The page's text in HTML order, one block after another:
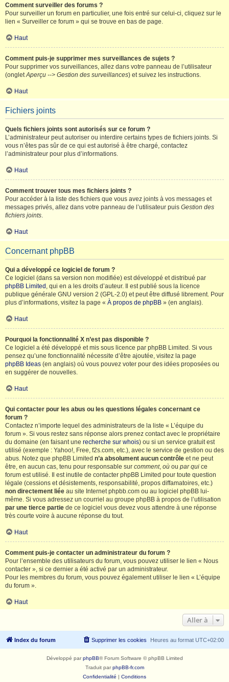
Comment surveiller des forums ?
Pour surveiller un forum en particulier, une fois entré sur celui-ci, cliquez sur le
lien « Surveiller ce forum » qui se trouve en bas de page.
Haut
Comment puis-je supprimer mes surveillances de sujets ?
Pour supprimer vos surveillances, allez dans votre panneau de l’utilisateur
(ongletAperçu --> Gestion des surveillances) et suivez les instructions.
Haut
Fichiers joints
Quels fichiers joints sont autorisés sur ce forum ?
L’administrateur peut autoriser ou interdire certains types de fichiers joints. Si
vous n’êtes pas sûr de ce qui est autorisé à être chargé, contactez
l’administrateur pour plus d’informations.
Haut
Comment trouver tous mes fichiers joints ?
Pour accéder à la liste des fichiers que vous avez joints à vos messages et
messages privés, allez dans votre panneau de l’utilisateur puis Gestion des
fichiers joints.
Haut
Concernant phpBB
Qui a développé ce logiciel de forum ?
Ce logiciel (dans sa version non modifiée) est développé et distribué par
phpBB Limited , qui en a les droits d’auteur. Il est publié sous la licence
publique générale GNU version 2 (GPL-2.0) et peut être diffusé librement. Pour
plus d’informations, visitez la page « À propos de phpBB » (en anglais).
Haut
Pourquoi la fonctionnalité X n’est pas disponible ?
Ce logiciel a été développé et mis sous licence par phpBB Limited. Si vous
pensez qu’une fonctionnalité nécessite d’être ajoutée, visitez la page
phpBB Ideas (en anglais) où vous pouvez voter pour des idées proposées ou
en suggérer de nouvelles.
Haut
Qui contacter pour les abus ou les questions légales concernant ce
forum ?
Contactez n’importe lequel des administrateurs de la liste « L’équipe du
forum ». Si vous restez sans réponse alors prenez contact avec le propriétaire
du domaine (en faisant une recherche sur whois) ou si un service gratuit est
utilisé (exemple : Yahoo!, Free, f2s.com, etc.), avec le service de gestion ou des
abus. Notez que phpBB Limited n’a absolument aucun contrôle et ne peut
être, en aucun cas, tenu pour responsable sur comment, où ou par qui ce
forum est utilisé. Il est inutile de contacter phpBB Limited pour toute question
légale (cessions et désistements, responsabilité, propos diffamatoires, etc.)
non directement liée au site Internet phpbb.com ou au logiciel phpBB lui-
même. Si vous adressez un courriel au groupe phpBB à propos de l’utilisation
par une tierce partie de ce logiciel vous devez vous attendre à une réponse
très courte voire à aucune réponse du tout.
Haut
Comment puis-je contacter un administrateur du forum ?
Pour l’ensemble des utilisateurs du forum, vous pouvez utiliser le lien « Nous
contacter », si ce dernier a été activé par un administrateur.
Pour les membres du forum, vous pouvez également utiliser le lien « L’équipe
du forum ».
Haut
Aller à
Index du forum Heures au format UTC+02:00
Supprimer les cookies
Développé parphpBB® Forum Software © phpBB Limited
Traduit parphpBB-fr.com
Confidentialité | Conditions